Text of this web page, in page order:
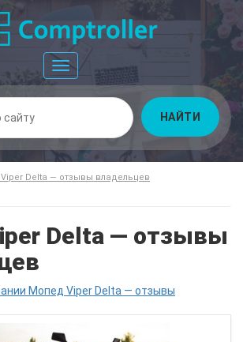
Toggle
navigation
НАЙТИ
Delta — отзывы владельцев
Delta — отзывы
Мопед Viper Delta — отзывы